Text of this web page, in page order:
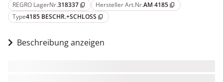
REGRO LagerNr.318337 content_copy Hersteller Art.Nr.AM 4185 content_copy
Type4185 BESCHR.+SCHLOSS content_copy
Beschreibung anzeigen